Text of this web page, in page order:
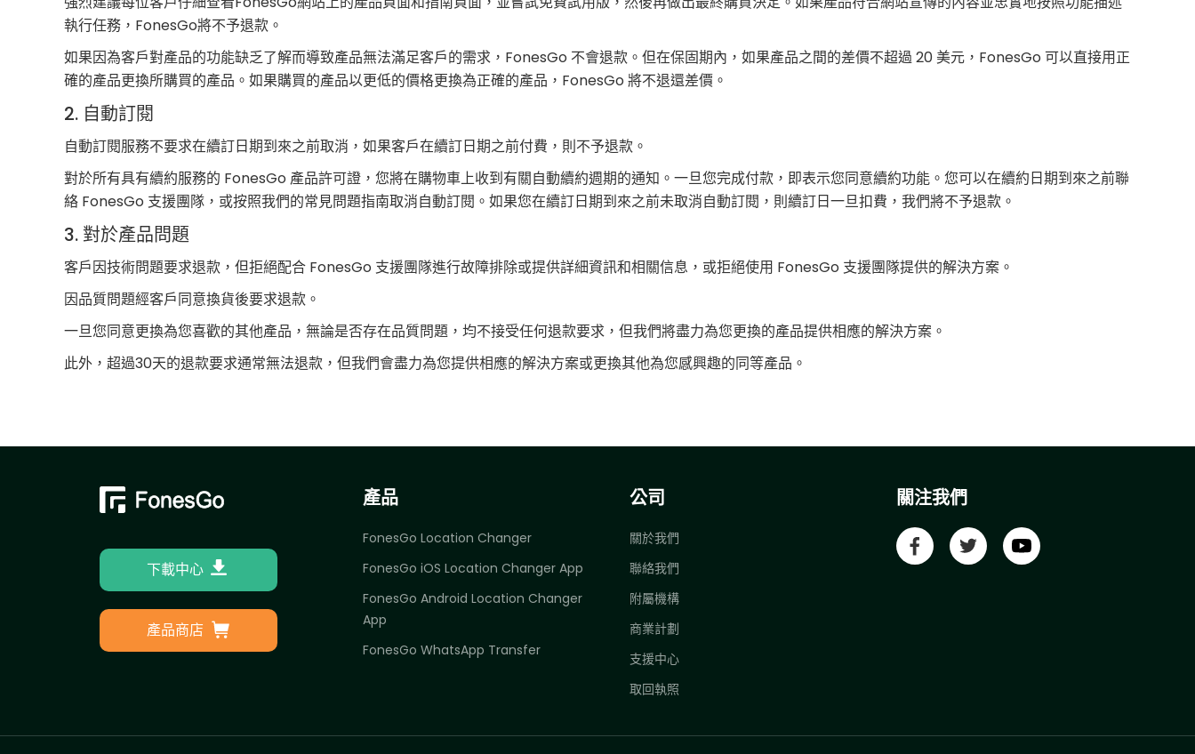
執行任務，FonesGo將不予退款。
如果因為客戶對產品的功能缺乏了解而導致產品無法滿足客戶的需求，FonesGo 不會退款。但在保固期內，如果產品之間的差價不超過 20 美元，FonesGo 可以直接用正
確的產品更換所購買的產品。如果購買的產品以更低的價格更換為正確的產品，FonesGo 將不退還差價。
2. 自動訂閱
自動訂閱服務不要求在續訂日期到來之前取消，如果客戶在續訂日期之前付費，則不予退款。
對於所有具有續約服務的 FonesGo 產品許可證，您將在購物車上收到有關自動續約週期的通知。一旦您完成付款，即表示您同意續約功能。您可以在續約日期到來之前聯
絡 FonesGo 支援團隊，或按照我們的常見問題指南取消自動訂閱。如果您在續訂日期到來之前未取消自動訂閱，則續訂日一旦扣費，我們將不予退款。
3. 對於產品問題
客戶因技術問題要求退款，但拒絕配合 FonesGo 支援團隊進行故障排除或提供詳細資訊和相關信息，或拒絕使用 FonesGo 支援團隊提供的解決方案。
因品質問題經客戶同意換貨後要求退款。
一旦您同意更換為您喜歡的其他產品，無論是否存在品質問題，均不接受任何退款要求，但我們將盡力為您更換的產品提供相應的解決方案。
此外，超過30天的退款要求通常無法退款，但我們會盡力為您提供相應的解決方案或更換其他為您感興趣的同等產品。
下載中心
產品商店
產品
FonesGo Location Changer
FonesGo iOS Location Changer App
FonesGo Android Location Changer
App
FonesGo WhatsApp Transfer
公司
關於我們
聯絡我們
附屬機構
商業計劃
支援中心
取回執照
關注我們